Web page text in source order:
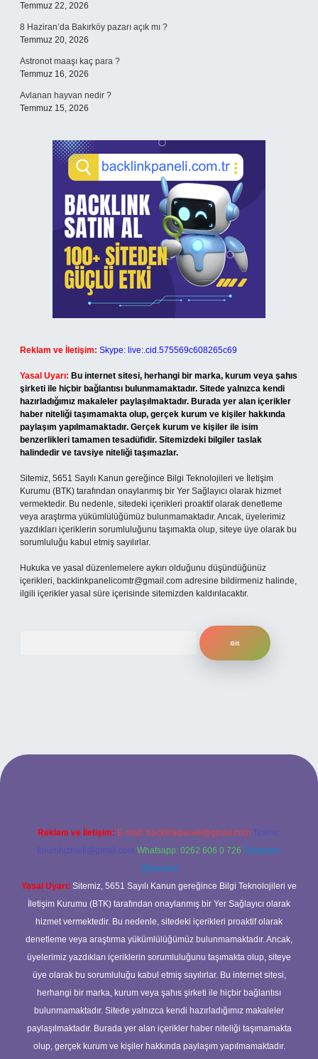
Temmuz 22, 2026
8 Haziran’da Bakırköy pazarı açık mı ?
Temmuz 20, 2026
Astronot maaşı kaç para ?
Temmuz 16, 2026
Avlanan hayvan nedir ?
Temmuz 15, 2026
Reklam ve İletişim: Skype: live:.cid.575569c608265c69
Yasal Uyarı: Bu internet sitesi, herhangi bir marka, kurum veya şahıs
şirketi ile hiçbir bağlantısı bulunmamaktadır. Sitede yalnızca kendi
hazırladığımız makaleler paylaşılmaktadır. Burada yer alan içerikler
haber niteliği taşımamakta olup, gerçek kurum ve kişiler hakkında
paylaşım yapılmamaktadır. Gerçek kurum ve kişiler ile isim
benzerlikleri tamamen tesadüfidir. Sitemizdeki bilgiler taslak
halindedir ve tavsiye niteliği taşımazlar.
Sitemiz, 5651 Sayılı Kanun gereğince Bilgi Teknolojileri ve İletişim
Kurumu (BTK) tarafından onaylanmış bir Yer Sağlayıcı olarak hizmet
vermektedir. Bu nedenle, sitedeki içerikleri proaktif olarak denetleme
veya araştırma yükümlülüğümüz bulunmamaktadır. Ancak, üyelerimiz
yazdıkları içeriklerin sorumluluğunu taşımakta olup, siteye üye olarak bu
sorumluluğu kabul etmiş sayılırlar.
Hukuka ve yasal düzenlemelere aykırı olduğunu düşündüğünüz
içerikleri, backlinkpanelicomtr@gmail.com adresine bildirmeniz halinde,
ilgili içerikler yasal süre içerisinde sitemizden kaldırılacaktır.
betexper güncel giriş
Reklam ve İletişim: E-mail: backlinkpaneli@gmail.com Teams:
forumhizmeti@gmail.com Whatsapp: 0262 606 0 726 Telegram:
@karabul
Yasal Uyarı: Sitemiz, 5651 Sayılı Kanun gereğince Bilgi Teknolojileri ve
İletişim Kurumu (BTK) tarafından onaylanmış bir Yer Sağlayıcı olarak
hizmet vermektedir. Bu nedenle, sitedeki içerikleri proaktif olarak
denetleme veya araştırma yükümlülüğümüz bulunmamaktadır. Ancak,
üyelerimiz yazdıkları içeriklerin sorumluluğunu taşımakta olup, siteye
üye olarak bu sorumluluğu kabul etmiş sayılırlar. Bu internet sitesi,
herhangi bir marka, kurum veya şahıs şirketi ile hiçbir bağlantısı
bulunmamaktadır. Sitede yalnızca kendi hazırladığımız makaleler
paylaşılmaktadır. Burada yer alan içerikler haber niteliği taşımamakta
olup, gerçek kurum ve kişiler hakkında paylaşım yapılmamaktadır.